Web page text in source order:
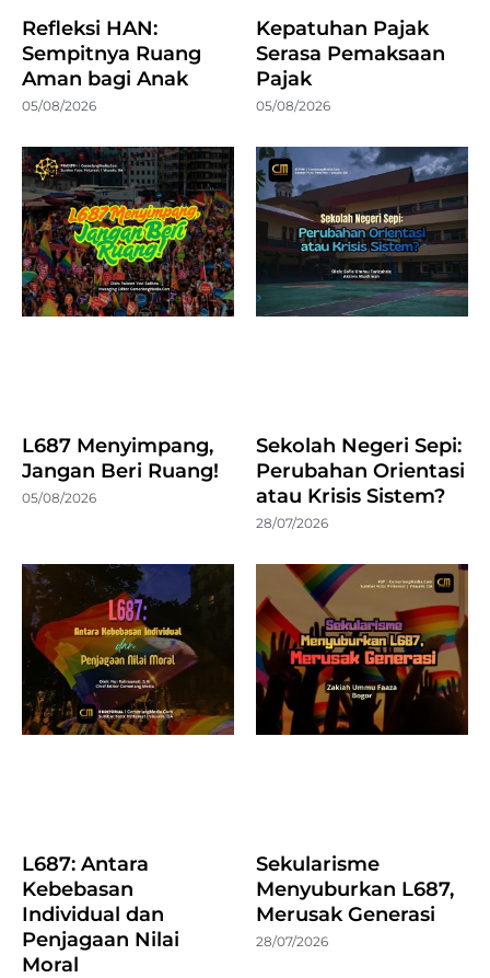
Refleksi HAN:
Sempitnya Ruang
Aman bagi Anak
05/08/2026
Kepatuhan Pajak
Serasa Pemaksaan
Pajak
05/08/2026
L687 Menyimpang,
Jangan Beri Ruang!
05/08/2026
Sekolah Negeri Sepi:
Perubahan Orientasi
atau Krisis Sistem?
28/07/2026
L687: Antara
Kebebasan
Individual dan
Penjagaan Nilai
Moral
Sekularisme
Menyuburkan L687,
Merusak Generasi
28/07/2026